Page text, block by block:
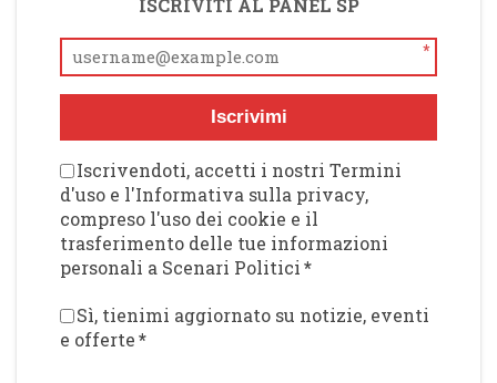
ISCRIVITI AL PANEL SP
*
Iscrivimi
Iscrivendoti, accetti i nostri Termini
d'uso e l'Informativa sulla privacy,
compreso l'uso dei cookie e il
trasferimento delle tue informazioni
personali a Scenari Politici*
Sì, tienimi aggiornato su notizie, eventi
e offerte*